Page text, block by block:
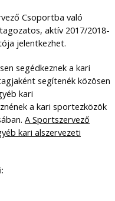
Csoportba való
aktív 2017/2018-
jelentkezhet.
segédkeznek a kari
segítenék közösen
kari
a kari sportezközök
A Sportszervező
kari alszervezeti